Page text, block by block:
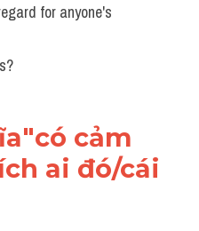
for anyone's
cảm
ai đó/cái